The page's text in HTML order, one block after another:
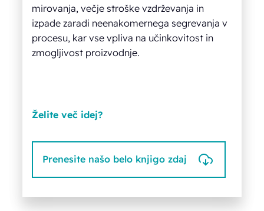
mirovanja, večje stroške vzdrževanja in
izpade zaradi neenakomernega segrevanja v
procesu, kar vse vpliva na učinkovitost in
zmogljivost proizvodnje.
Želite več idej?
Prenesite našo belo knjigo zdaj